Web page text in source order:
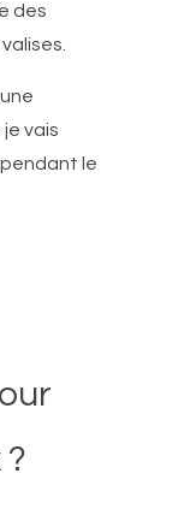
des
vais
le